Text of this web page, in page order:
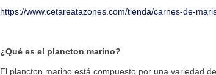
https://www.cetareatazones.com/tienda/carnes-de-
¿Qué es el plancton marino?
El plancton marino está compuesto por una variedad